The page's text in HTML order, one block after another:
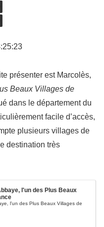
présenter est Marcolès,
Beaux Villages de
dans le département du
facile d’accès,
plusieurs villages de
destination très
l'un des Plus Beaux
l'un des Plus Beaux Villages de